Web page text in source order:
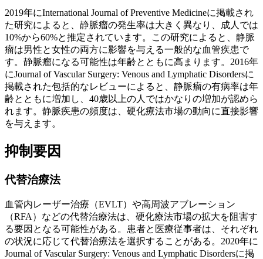
2019年にInternational Journal of Preventive Medicineに掲載され
た研究によると、静脈瘤の発生率は大きく異なり、成人では
10%から60%と推定されています。この研究によると、静脈
瘤は男性と女性の両方に影響を与える一般的な血管疾患で
す。静脈瘤になる可能性は年齢とともに高まります。2016年
にJournal of Vascular Surgery: Venous and Lymphatic Disordersに
掲載された包括的なレビューによると、静脈瘤の有病率は年
齢とともに増加し、40歳以上の人ではかなりの増加が認めら
れます。静脈疾患の頻度は、硬化療法市場の動向に直接影響
を与えます。
抑制要因
代替治療法
血管内レーザー治療（EVLT）や高周波アブレーション
（RFA）などの代替治療法は、硬化療法市場の拡大を阻害す
る要因となる可能性がある。患者と医療従事者は、それぞれ
の状況に応じて代替治療法を選択することがある。2020年に
Journal of Vascular Surgery: Venous and Lymphatic Disordersに掲